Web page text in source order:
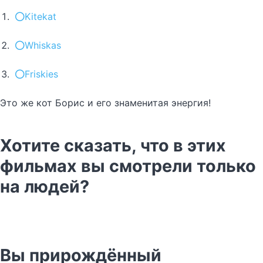
Kitekat
Whiskas
Friskies
Это же кот Борис и его знаменитая энергия!
Хотите сказать, что в этих
фильмах вы смотрели только
на людей?
Вы прирождённый